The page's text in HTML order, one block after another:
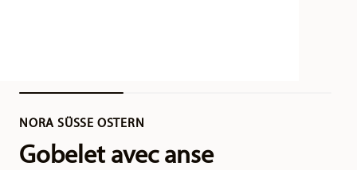
NORA SÜSSE OSTERN
Gobelet avec anse